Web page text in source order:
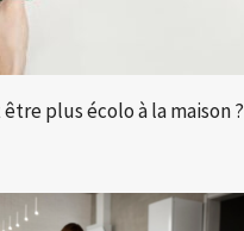
plus écolo à la maison ?